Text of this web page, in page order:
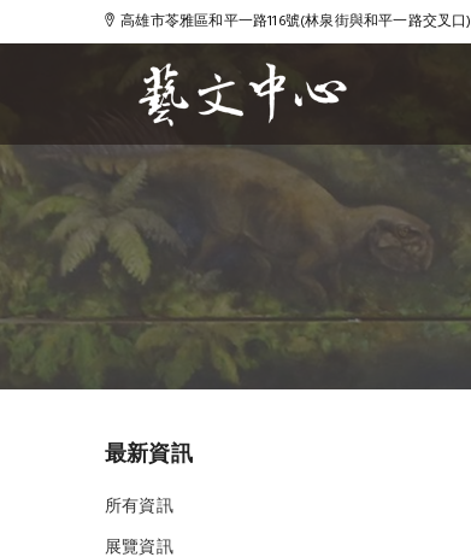
高雄市苓雅區和平一路116號(林泉街與和平一路交叉口)
最新資訊
所有資訊
展覽資訊